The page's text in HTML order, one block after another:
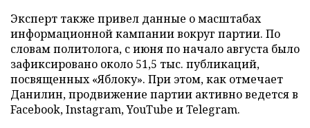
Эксперт также привел данные о масштабах
информационной кампании вокруг партии. По
словам политолога, с июня по начало августа было
зафиксировано около 51,5 тыс. публикаций,
посвященных «Яблоку». При этом, как отмечает
Данилин, продвижение партии активно ведется в
Facebook, Instagram, YouTube и Telegram.